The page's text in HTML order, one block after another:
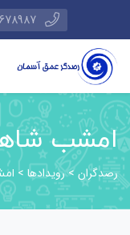
امشب
رصدگران>رویدادها >